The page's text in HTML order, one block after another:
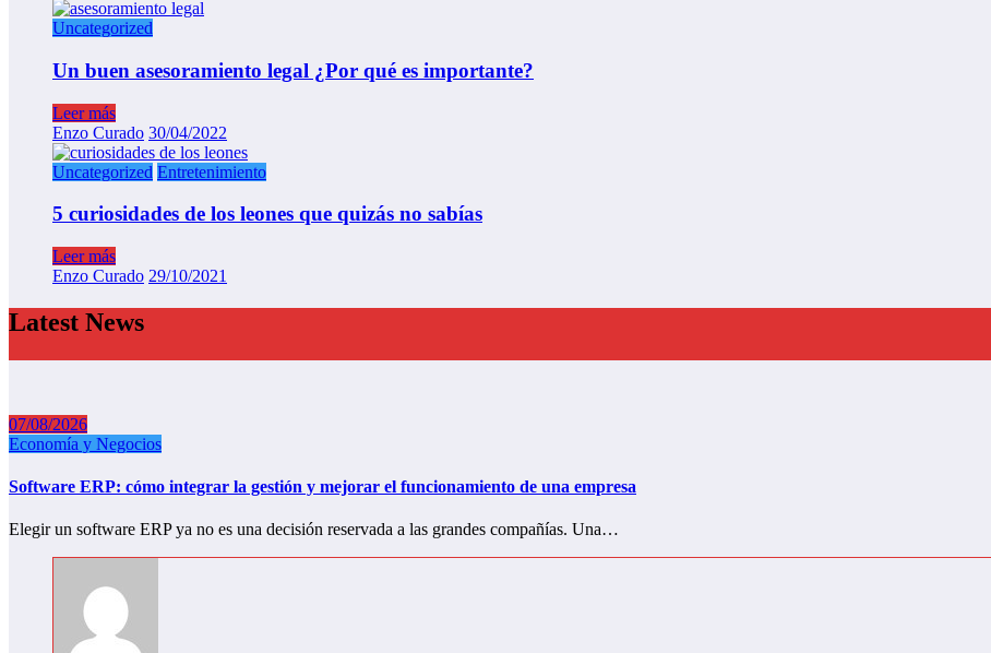
Uncategorized
Un buen asesoramiento legal ¿Por qué es importante?
Leer más
Enzo Curado 30/04/2022
Uncategorized Entretenimiento
5 curiosidades de los leones que quizás no sabías
Leer más
Enzo Curado 29/10/2021
Latest News
07/08/2026
Economía y Negocios
Software ERP: cómo integrar la gestión y mejorar el funcionamiento de una empresa
Elegir un software ERP ya no es una decisión reservada a las grandes compañías. Una…